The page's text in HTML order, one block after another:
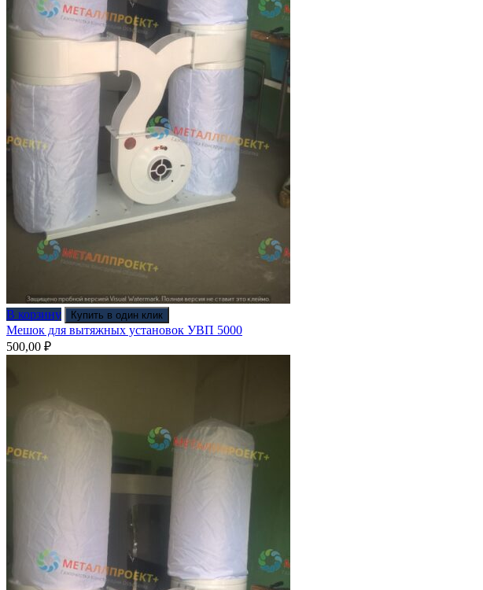
В корзину Купить в один клик
Мешок для вытяжных установок УВП 5000
500,00 ₽